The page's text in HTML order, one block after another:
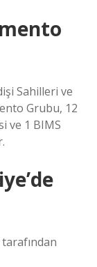
Sahilleri ve
Grubu, 12
ve 1 BIMS